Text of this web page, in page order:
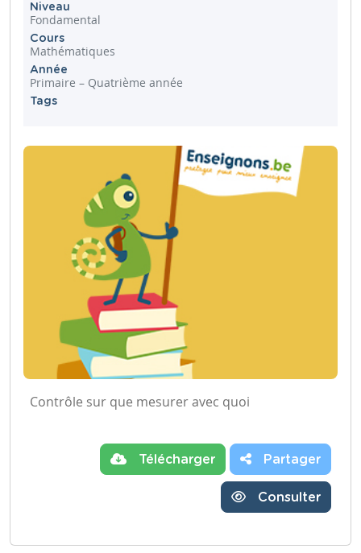
Niveau
Fondamental
Cours
Mathématiques
Année
Primaire – Quatrième année
Tags
Contrôle sur que mesurer avec quoi
Télécharger Partager
Consulter